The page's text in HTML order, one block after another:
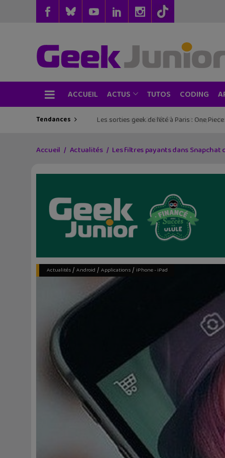
ACCUEIL ACTUS TUTOS CODING
Tendances Les sorties geek de l’été à Paris : One
Accueil Actualités Les filtres payants dans Snapchat
Actualités/ Android / Applications/ iPhone - iPad